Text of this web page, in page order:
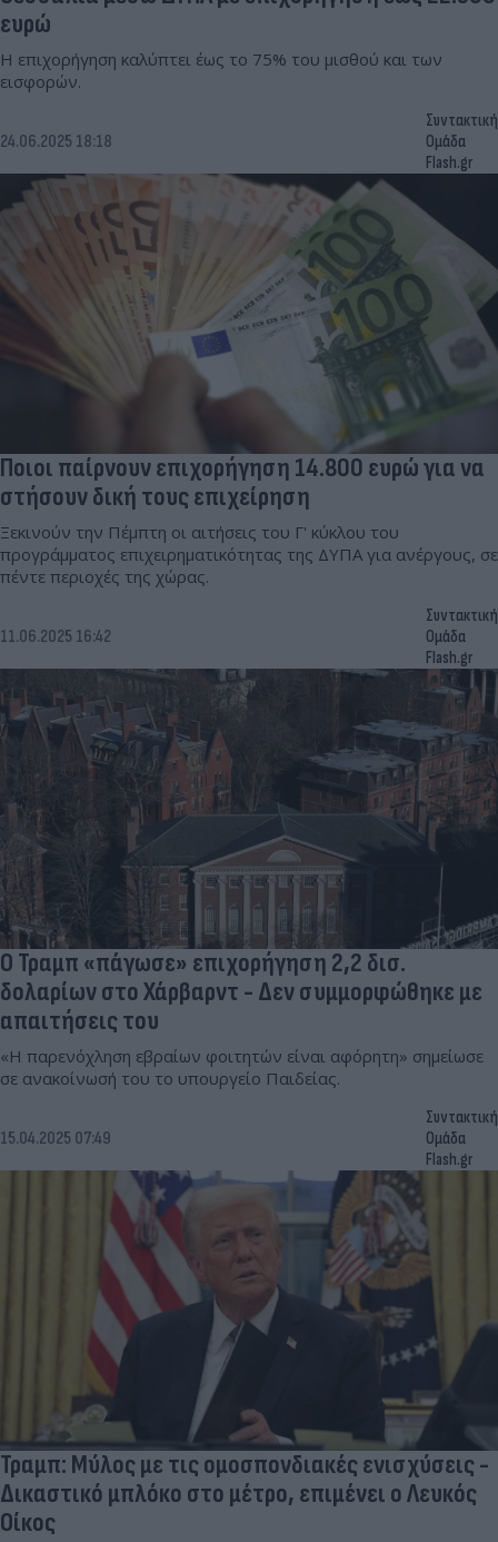
ευρώ
Η επιχορήγηση καλύπτει έως το 75% του μισθού και των
εισφορών.
24.06.2025 18:18
Συντακτική
Ομάδα
Flash.gr
Ποιοι παίρνουν επιχορήγηση 14.800 ευρώ για να
στήσουν δική τους επιχείρηση
Ξεκινούν την Πέμπτη οι αιτήσεις του Γ' κύκλου του
προγράμματος επιχειρηματικότητας της ΔΥΠΑ για ανέργους, σε
πέντε περιοχές της χώρας.
11.06.2025 16:42
Συντακτική
Ομάδα
Flash.gr
Ο Τραμπ «πάγωσε» επιχορήγηση 2,2 δισ.
δολαρίων στο Χάρβαρντ - Δεν συμμορφώθηκε με
απαιτήσεις του
«Η παρενόχληση εβραίων φοιτητών είναι αφόρητη» σημείωσε
σε ανακοίνωσή του το υπουργείο Παιδείας.
15.04.2025 07:49
Συντακτική
Ομάδα
Flash.gr
Τραμπ: Μύλος με τις ομοσπονδιακές ενισχύσεις -
Δικαστικό μπλόκο στο μέτρο, επιμένει ο Λευκός
Οίκος